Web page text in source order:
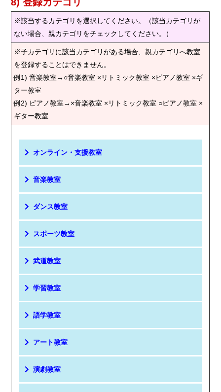
※該当するカテゴリを選択してください。（該当カテゴリが
ない場合、親カテゴリをチェックしてください。）
※子カテゴリに該当カテゴリがある場合、親カテゴリへ教室
を登録することはできません。
例1) 音楽教室→○音楽教室 ×リトミック教室 ×ピアノ教室 ×ギ
ター教室
例2) ピアノ教室→×音楽教室 ×リトミック教室 ○ピアノ教室 ×
ギター教室
オンライン・支援教室
音楽教室
ダンス教室
スポーツ教室
武道教室
学習教室
語学教室
アート教室
演劇教室